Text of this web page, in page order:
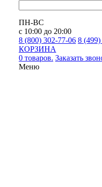
ПН-ВС
с 10:00 до 20:00
8 (800) 302-77-06 8 (499)
КОРЗИНА
0 товаров. Заказать
Меню